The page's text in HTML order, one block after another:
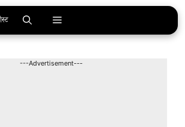
Menu
---Advertisement---